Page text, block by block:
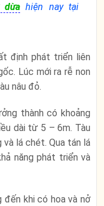
dừahiện nay tại
định phát triển liên
Lúc mới ra rễ non
nâu đỏ.
thành có khoảng
dài từ 5 – 6m. Tàu
và lá chét. Qua tán lá
năng phát triển và
khi có hoa và nở